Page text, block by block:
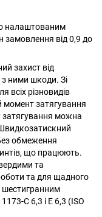
налаштованим
замовлення від 0,9 до
захист від
з ними шкоди. Зі
всіх різновидів
момент затягування
затягування можна
обмеження
що працюють.
та
та для щадного
шестигранним
C 6,3 і E 6,3 (ISO